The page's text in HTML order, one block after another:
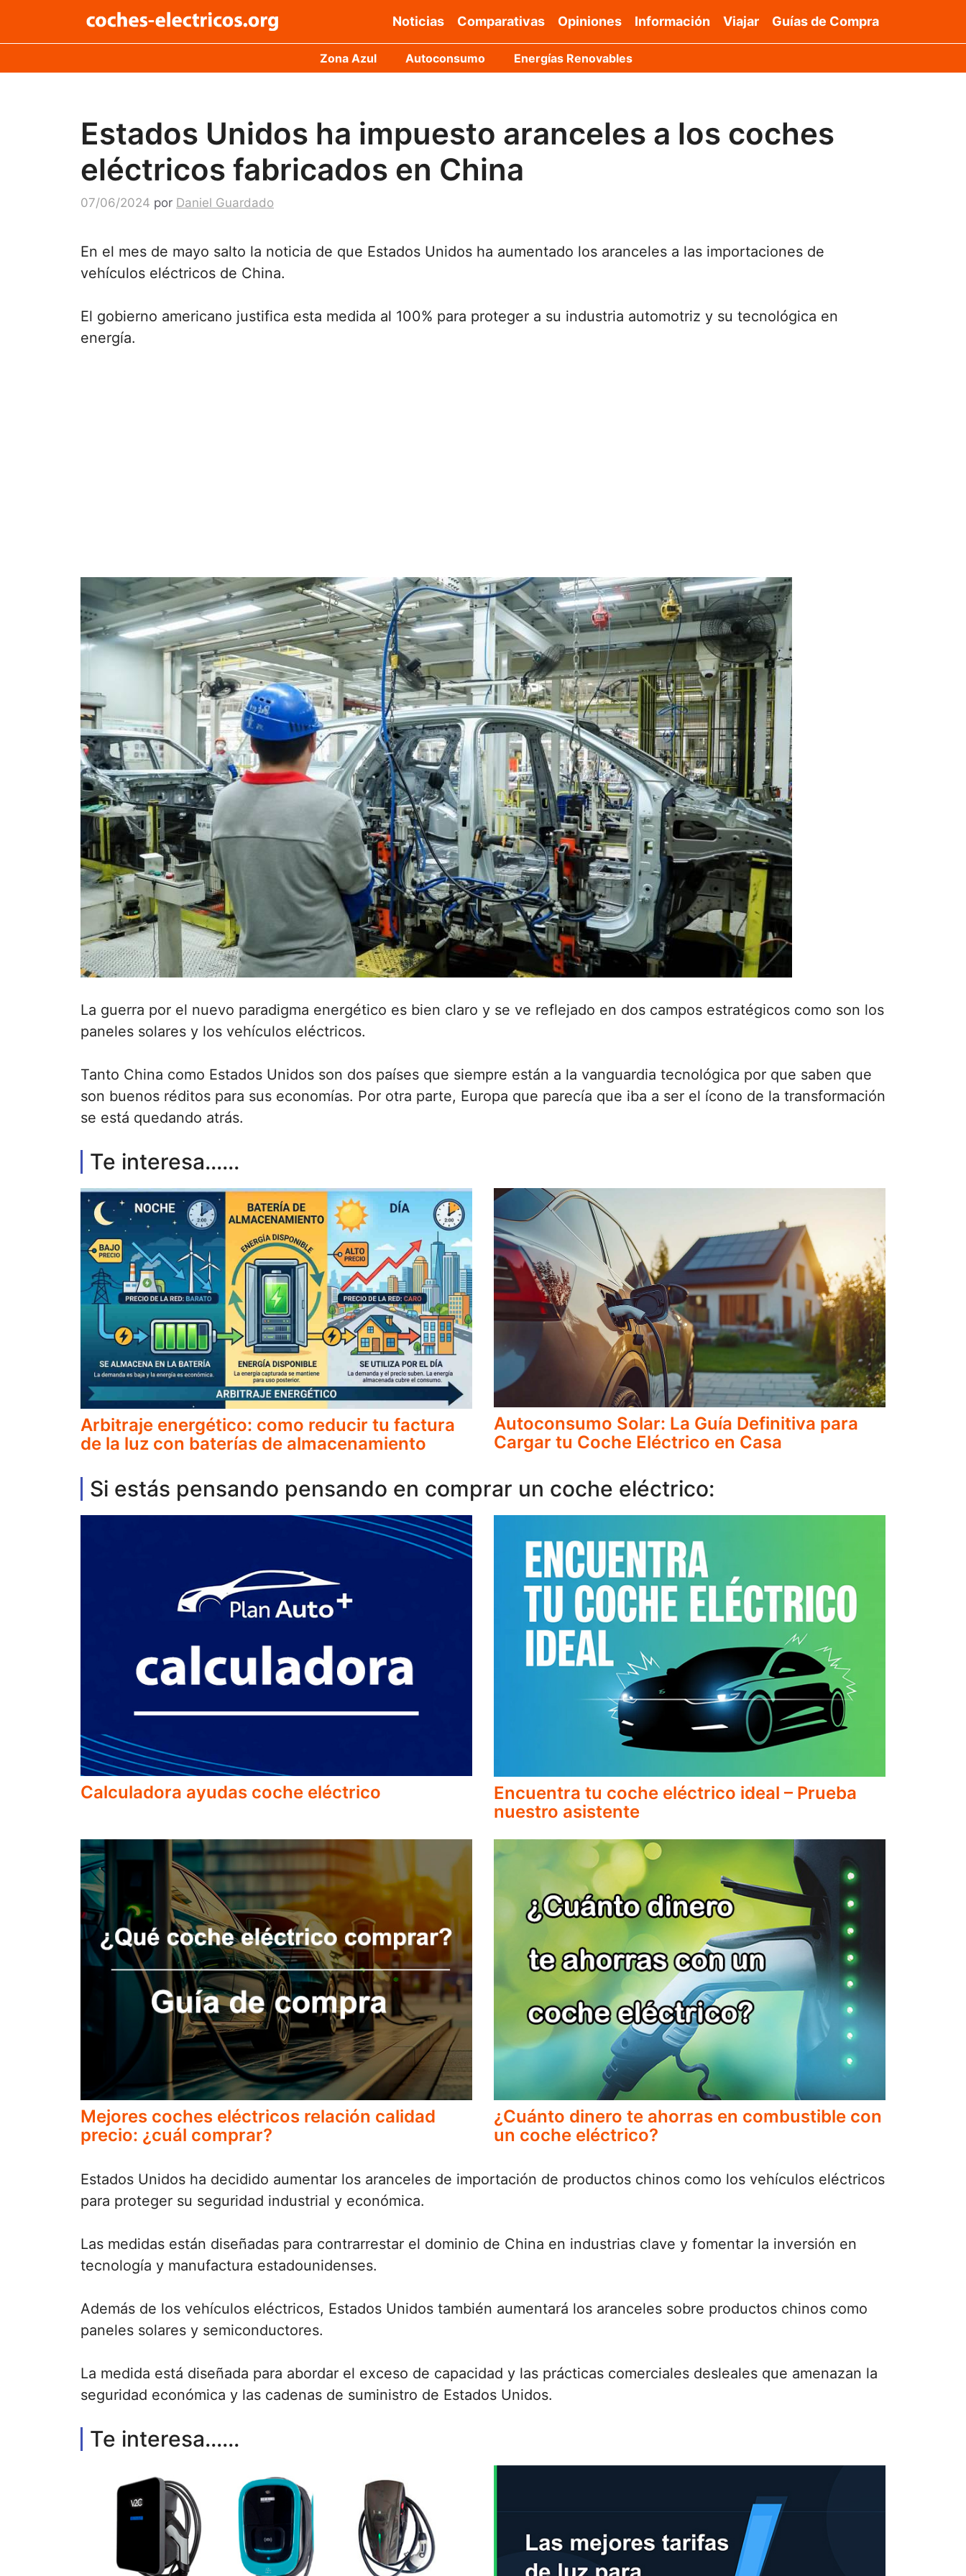
Noticias Comparativas Opiniones Información Viajar Guías de Compra
Zona Azul Autoconsumo Energías Renovables
Estados Unidos ha impuesto aranceles a los coches
eléctricos fabricados en China
07/06/2024 por Daniel Guardado
En el mes de mayo salto la noticia de que Estados Unidos ha aumentado los aranceles a las importaciones de
vehículos eléctricos de China.
El gobierno americano justifica esta medida al 100% para proteger a su industria automotriz y su tecnológica en
energía.
La guerra por el nuevo paradigma energético es bien claro y se ve reflejado en dos campos estratégicos como son los
paneles solares y los vehículos eléctricos.
Tanto China como Estados Unidos son dos países que siempre están a la vanguardia tecnológica por que saben que
son buenos réditos para sus economías. Por otra parte, Europa que parecía que iba a ser el ícono de la transformación
se está quedando atrás.
Te interesa......
Arbitraje energético: como reducir tu factura
de la luz con baterías de almacenamiento
Autoconsumo Solar: La Guía Definitiva para
Cargar tu Coche Eléctrico en Casa
Si estás pensando pensando en comprar un coche eléctrico:
Calculadora ayudas coche eléctrico
Encuentra tu coche eléctrico ideal – Prueba
nuestro asistente
Mejores coches eléctricos relación calidad
precio: ¿cuál comprar?
¿Cuánto dinero te ahorras en combustible con
un coche eléctrico?
Estados Unidos ha decidido aumentar los aranceles de importación de productos chinos como los vehículos eléctricos
para proteger su seguridad industrial y económica.
Las medidas están diseñadas para contrarrestar el dominio de China en industrias clave y fomentar la inversión en
tecnología y manufactura estadounidenses.
Además de los vehículos eléctricos, Estados Unidos también aumentará los aranceles sobre productos chinos como
paneles solares y semiconductores.
La medida está diseñada para abordar el exceso de capacidad y las prácticas comerciales desleales que amenazan la
seguridad económica y las cadenas de suministro de Estados Unidos.
Te interesa......